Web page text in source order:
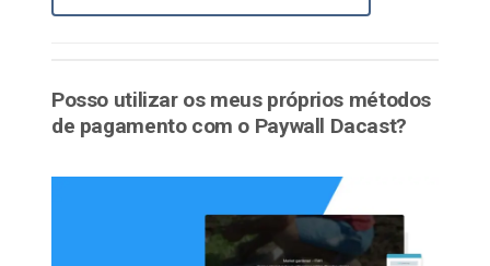
Posso utilizar os meus próprios métodos
de pagamento com o Paywall Dacast?